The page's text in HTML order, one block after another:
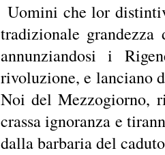
Uomini che lor
tradizionale
annunziandosi i
rivoluzione, e lanciano
Noi del Mezzogiorno,
crassa ignoranza e
dalla barbaria del